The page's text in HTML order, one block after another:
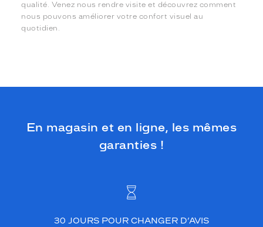
qualité. Venez nous rendre visite et découvrez comment
nous pouvons améliorer votre confort visuel au
quotidien.
En magasin et en ligne, les mêmes
garanties !
30 JOURS POUR CHANGER D’AVIS